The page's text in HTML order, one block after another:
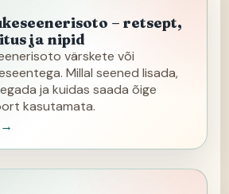
– retsept,
ja nipid
värskete või
Millal seened lisada,
ja kuidas saada õige
kasutamata.